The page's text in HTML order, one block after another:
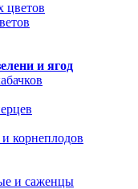
цветов
и ягод
корнеплодов
и саженцы